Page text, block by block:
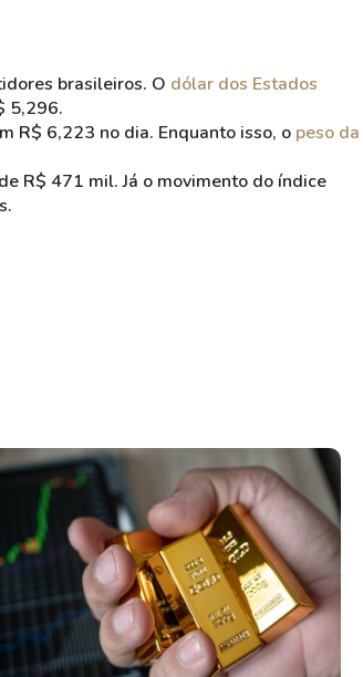
brasileiros. O dólar dos Estados
5,296.
R$ 6,223 no dia. Enquanto isso, o peso da
R$ 471 mil. Já o movimento do índice